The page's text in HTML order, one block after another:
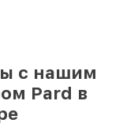
с нашим
Pard в